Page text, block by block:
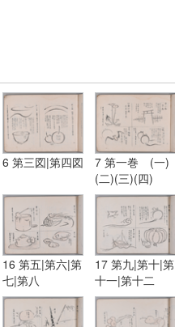
6 第三図|第四図
7 第一巻 (一)
(二)(三)(四)
16 第五|第六|第
七|第八
17 第九|第十|第
十一|第十二